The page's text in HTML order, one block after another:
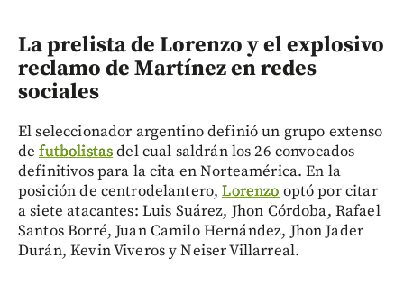
La prelista de Lorenzo y el explosivo
reclamo de Martínez en redes
sociales
El seleccionador argentino definió un grupo extenso
defutbolistasdel cual saldrán los 26 convocados
definitivos para la cita en Norteamérica. En la
posición de centrodelantero,Lorenzo optó por citar
a siete atacantes: Luis Suárez, Jhon Córdoba, Rafael
Santos Borré, Juan Camilo Hernández, Jhon Jader
Durán, Kevin Viveros y Neiser Villarreal.